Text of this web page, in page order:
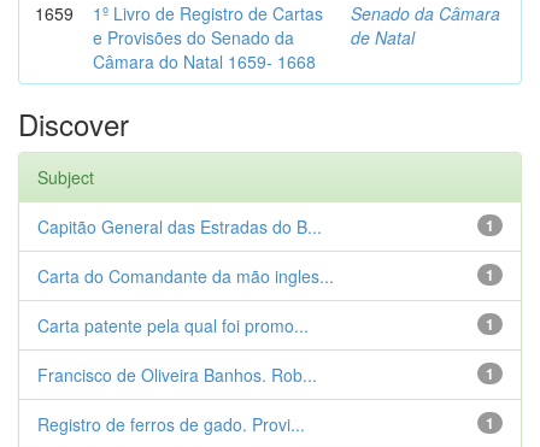
1659
1º Livro de Registro de Cartas
e Provisões do Senado da
Câmara do Natal 1659- 1668
Senado da Câmara
de Natal
Discover
Subject
1
Capitão General das Estradas do B...
1
Carta do Comandante da mão ingles...
1
Carta patente pela qual foi promo...
1
Francisco de Oliveira Banhos. Rob...
1
Registro de ferros de gado. Provi...